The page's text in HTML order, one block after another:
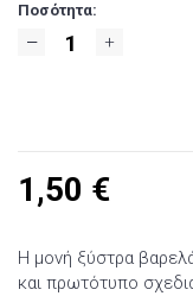
Ποσότητα:
1,50 €
Η μονή ξύστρα
και πρωτότυπο